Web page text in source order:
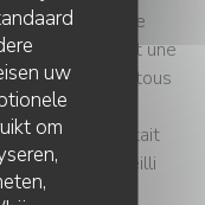
uw
om
une cuisine
c’est avant tout une
qui ont tous
aventure, «
sœur quand il était
bien accueilli